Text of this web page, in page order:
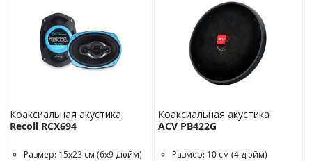
Коаксиальная акустика
Recoil RCX694
Размер: 15x23 см (6x9 дюйм)
Коаксиальная акустика
ACV PB422G
Размер: 10 см (4 дюйм)